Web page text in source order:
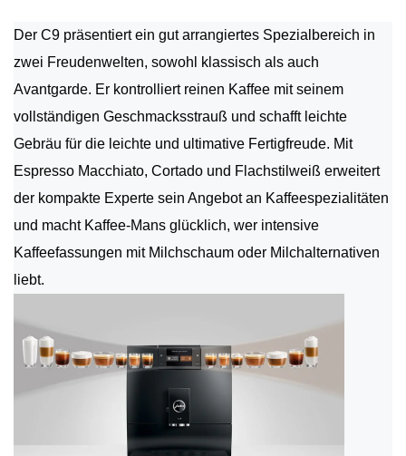
Der C9 präsentiert ein gut arrangiertes Spezialbereich in
zwei Freudenwelten, sowohl klassisch als auch
Avantgarde. Er kontrolliert reinen Kaffee mit seinem
vollständigen Geschmacksstrauß und schafft leichte
Gebräu für die leichte und ultimative Fertigfreude. Mit
Espresso Macchiato, Cortado und Flachstilweiß erweitert
der kompakte Experte sein Angebot an Kaffeespezialitäten
und macht Kaffee-Mans glücklich, wer intensive
Kaffeefassungen mit Milchschaum oder Milchalternativen
liebt.